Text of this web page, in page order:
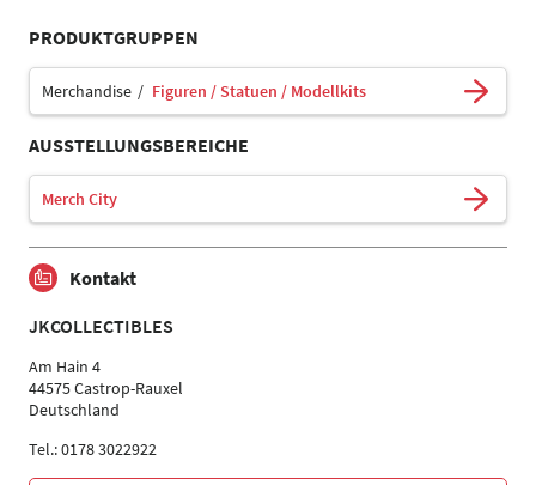
PRODUKTGRUPPEN
Merchandise Figuren / Statuen / Modellkits
AUSSTELLUNGSBEREICHE
Merch City
Kontakt
JKCOLLECTIBLES
Am Hain 4
44575 Castrop-Rauxel
Deutschland
Tel.: 0178 3022922